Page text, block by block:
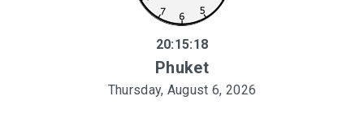
20:15:19
Phuket
Thursday, August 6, 2026